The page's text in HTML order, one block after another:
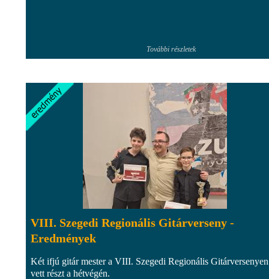
További részletek
VIII. Szegedi Regionális Gitárverseny -
Eredmények
Két ifjú gitár mester a VIII. Szegedi Regionális Gitárversenyen
vett részt a hétvégén.